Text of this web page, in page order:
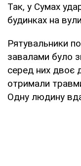
Так, у Сумах
будинках на
Рятувальники
завалами було
серед них двоє
отримали
Одну людину